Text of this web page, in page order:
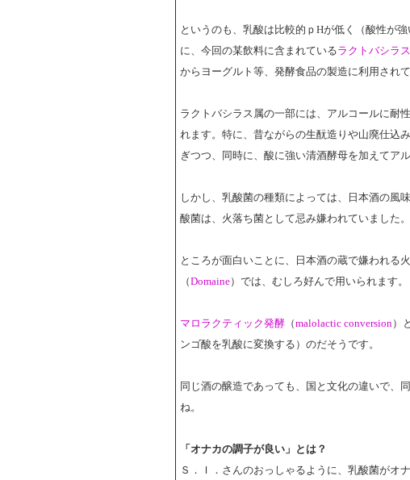
というのも、乳酸は比較的ｐHが低く（酸性が
に、今回の某飲料に含まれているラクトバシラ
からヨーグルト等、発酵食品の製造に利用され
ラクトバシラス属の一部には、アルコールに耐
れます。特に、昔ながらの生酛造りや山廃仕込
ぎつつ、同時に、酸に強い清酒酵母を加えてア
しかし、乳酸菌の種類によっては、日本酒の風
酸菌は、火落ち菌として忌み嫌われていました。
ところが面白いことに、日本酒の蔵で嫌われる
（Domaine）では、むしろ好んで用いられます。
マロラクティック発酵 （malolactic conversion）
ンゴ酸を乳酸に変換する）のだそうです。
同じ酒の醸造であっても、国と文化の違いで、
ね。
「オナカの調子が良い」とは？
Ｓ．Ｉ．さんのおっしゃるように、乳酸菌がオ